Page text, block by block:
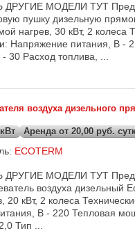
МОДЕЛИ ТУТ
пушку дизельную
нагрев, 30 кВт, 2 колеса
Напряжение питания, В -
30 Расход топлива, ...
воздуха дизельного
Аренда от 20,00 руб.
ECOTERM
МОДЕЛИ ТУТ
воздуха дизельный
20 кВт, 2 колеса
В - 220 Тепловая
Тип ...